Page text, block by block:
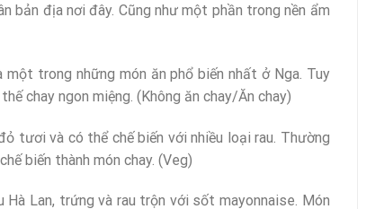
bản địa nơi đây. Cũng như một phần trong nền ẩm
trong những món ăn phổ biến nhất ở Nga. Tuy
chay ngon miệng. (Không ăn chay/Ăn chay)
tươi và có thể chế biến với nhiều loại rau. Thường
biến thành món chay. (Veg)
Lan, trứng và rau trộn với sốt mayonnaise. Món